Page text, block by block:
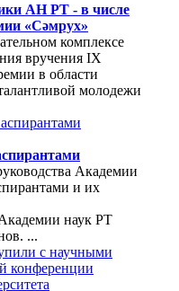
АН РТ - в числе
«Сәмрух»
комплексе
вручения IX
в области
молодежи
Академии
и их
наук РТ
...